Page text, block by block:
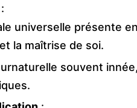
:
universelle présente
la maîtrise de soi.
souvent